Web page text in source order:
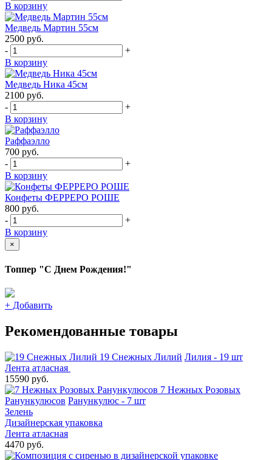
В корзину
Медведь Мартин 55см
2500 руб.
-
+
В корзину
Медведь Ника 45см
2100 руб.
-
+
В корзину
Раффаэлло
700 руб.
-
+
В корзину
Конфеты ФЕРРЕРО РОШЕ
800 руб.
-
+
В корзину
×
Топпер "С Днем Рождения!"
+ Добавить
Рекомендованные товары
19 Снежных Лилий Лилия - 19 шт
Лента атласная
15590 руб.
7 Нежных Розовых
Ранункулюсов Ранункулюс - 7 шт
Зелень
Дизайнерская упаковка
Лента атласная
4470 руб.